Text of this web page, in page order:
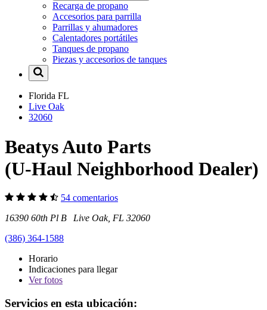
Recarga de propano
Accesorios para parrilla
Parrillas y ahumadores
Calentadores portátiles
Tanques de propano
Piezas y accesorios de tanques
Florida FL
Live Oak
32060
Beatys Auto Parts
(U-Haul Neighborhood Dealer)
54 comentarios
16390 60th Pl B Live Oak, FL 32060
(386) 364-1588
Horario
Indicaciones para llegar
Verfotos
Servicios en esta ubicación: